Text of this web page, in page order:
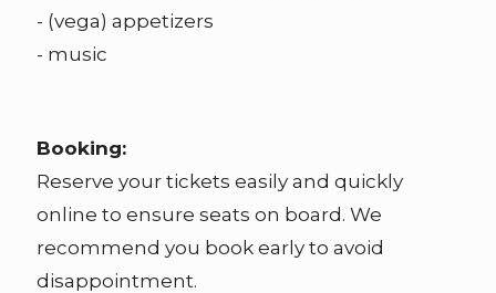
- (vega) appetizers
- music
Booking:
Reserve your tickets easily and quickly
online to ensure seats on board. We
recommend you book early to avoid
disappointment.